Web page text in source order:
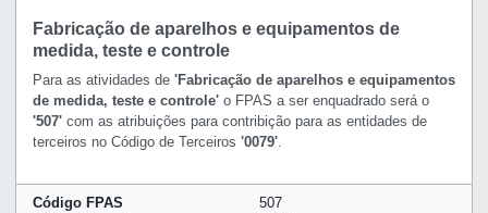
Fabricação de aparelhos e equipamentos de
medida, teste e controle
Para as atividades de 'Fabricação de aparelhos e equipamentos
de medida, teste e controle'o FPAS a ser enquadrado será o
'507'com as atribuições para contribição para as entidades de
terceiros no Código de Terceiros '0079'.
Código FPAS
507